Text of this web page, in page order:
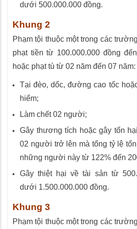
dưới 500.000.000 đồng.
Khung 2
Phạm tội thuộc một trong các
phạt tiền từ 100.000.000 đồng
hoặc phạt tù từ 02 năm đến 07 năm:
Tại đèo, dốc, đường cao tốc
hiểm;
Làm chết 02 người;
Gây thương tích hoặc gây tổn
02 người trở lên mà tổng tỷ lệ
những người này từ 122% đến
Gây thiệt hại về tài sản từ
dưới 1.500.000.000 đồng.
Khung 3
Phạm tội thuộc một trong các